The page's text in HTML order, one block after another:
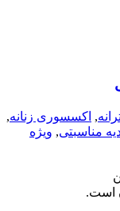
, اکسسوری زنانه,
مناسبتی, ویژه